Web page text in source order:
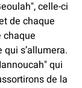
celle-ci
de chaque
chaque
s’allumera.
qui
de la